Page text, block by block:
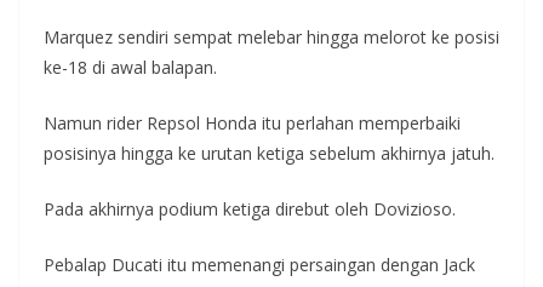
Marquez sendiri sempat melebar hingga melorot ke posisi
ke-18 di awal balapan.
Namun rider Repsol Honda itu perlahan memperbaiki
posisinya hingga ke urutan ketiga sebelum akhirnya jatuh.
Pada akhirnya podium ketiga direbut oleh Dovizioso.
Pebalap Ducati itu memenangi persaingan dengan Jack